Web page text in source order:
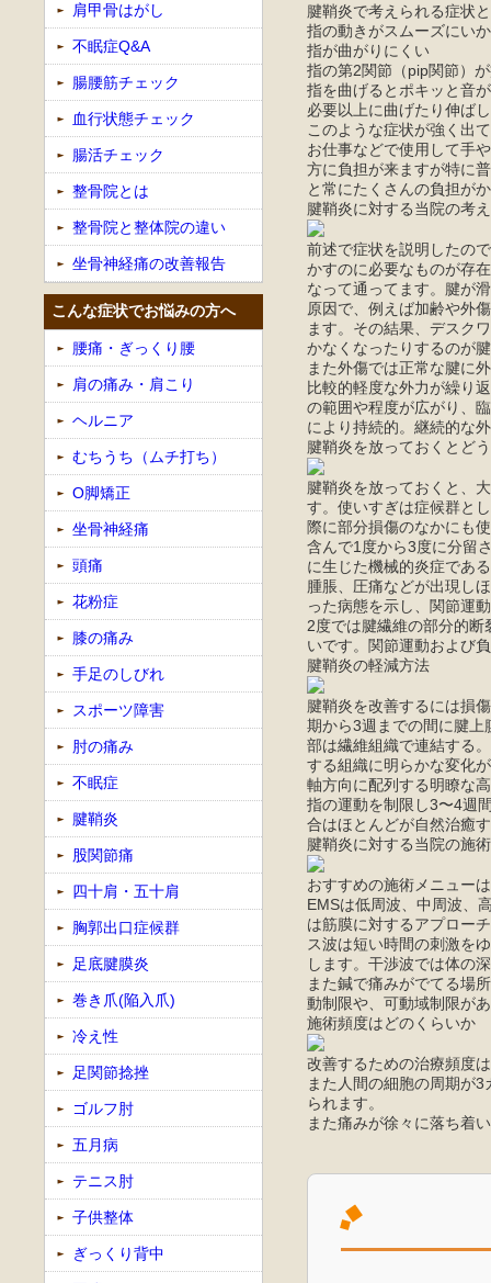
腱鞘炎で考えられる症状
指の動きがスムーズにい
指が曲がりにくい
指の第2関節（pip関節）
指を曲げるとポキッと音
必要以上に曲げたり伸ば
このような症状が強く出
お仕事などで使用して手
方に負担が来ますが特に
と常にたくさんの負担が
腱鞘炎に対する当院の考え
前述で症状を説明したの
かすのに必要なものが存
なって通ってます。腱が
原因で、例えば加齢や外
ます。その結果、デスク
かなくなったりするのが
また外傷では正常な腱に
比較的軽度な外力が繰り
の範囲や程度が広がり、
により持続的。継続的な
腱鞘炎を放っておくとど
腱鞘炎を放っておくと、
す。使いすぎは症候群と
際に部分損傷のなかにも
含んで1度から3度に分留
に生じた機械的炎症であ
腫脹、圧痛などが出現し
った病態を示し、関節運
2度では腱繊維の部分的
いです。関節運動および
腱鞘炎の軽減方法
腱鞘炎を改善するには損
期から3週までの間に腱
部は繊維組織で連結する
する組織に明らかな変化
軸方向に配列する明瞭な
指の運動を制限し3〜4週
合はほとんどが自然治癒
腱鞘炎に対する当院の施
おすすめの施術メニュー
EMSは低周波、中周波、
は筋膜に対するアプロー
ス波は短い時間の刺激を
します。干渉波では体の
また鍼で痛みがでてる場
動制限や、可動域制限が
施術頻度はどのくらいか
改善するための治療頻度
また人間の細胞の周期が
られます。
また痛みが徐々に落ち着
肩甲骨はがし
不眠症Q&A
腸腰筋チェック
血行状態チェック
腸活チェック
整骨院とは
整骨院と整体院の違い
坐骨神経痛の改善報告
こんな症状でお悩みの方へ
腰痛・ぎっくり腰
肩の痛み・肩こり
ヘルニア
むちうち（ムチ打ち）
O脚矯正
坐骨神経痛
頭痛
花粉症
膝の痛み
手足のしびれ
スポーツ障害
肘の痛み
不眠症
腱鞘炎
股関節痛
四十肩・五十肩
胸郭出口症候群
足底腱膜炎
巻き爪(陥入爪)
冷え性
足関節捻挫
ゴルフ肘
五月病
テニス肘
子供整体
ぎっくり背中